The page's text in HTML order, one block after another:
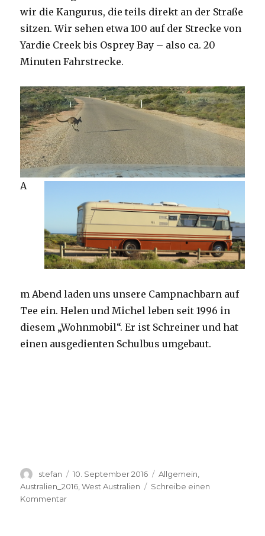
wir die Kangurus, die teils direkt an der Straße
sitzen. Wir sehen etwa 100 auf der Strecke von
Yardie Creek bis Osprey Bay – also ca. 20
Minuten Fahrstrecke.
A
m Abend laden uns unsere Campnachbarn auf
Tee ein. Helen und Michel leben seit 1996 in
diesem „Wohnmobil“. Er ist Schreiner und hat
einen ausgedienten Schulbus umgebaut.
Autor
stefan
Veröffentlicht
am
10. September 2016 Kategorien
Allgemein
Australien_2016 ,West Australien
Schreibe einen
Kommentarzu